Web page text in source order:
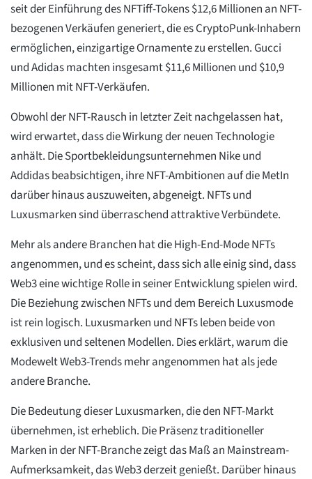
seit der Einführung des NFTiff-Tokens $12,6 Millionen an NFT-
bezogenen Verkäufen generiert, die es CryptoPunk-Inhabern
ermöglichen, einzigartige Ornamente zu erstellen. Gucci
und Adidas machten insgesamt $11,6 Millionen und $10,9
Millionen mit NFT-Verkäufen.
Obwohl der NFT-Rausch in letzter Zeit nachgelassen hat,
wird erwartet, dass die Wirkung der neuen Technologie
anhält. Die Sportbekleidungsunternehmen Nike und
Addidas beabsichtigen, ihre NFT-Ambitionen auf die MetIn
darüber hinaus auszuweiten, abgeneigt. NFTs und
Luxusmarken sind überraschend attraktive Verbündete.
Mehr als andere Branchen hat die High-End-Mode NFTs
angenommen, und es scheint, dass sich alle einig sind, dass
Web3 eine wichtige Rolle in seiner Entwicklung spielen wird.
Die Beziehung zwischen NFTs und dem Bereich Luxusmode
ist rein logisch. Luxusmarken und NFTs leben beide von
exklusiven und seltenen Modellen. Dies erklärt, warum die
Modewelt Web3-Trends mehr angenommen hat als jede
andere Branche.
Die Bedeutung dieser Luxusmarken, die den NFT-Markt
übernehmen, ist erheblich. Die Präsenz traditioneller
Marken in der NFT-Branche zeigt das Maß an Mainstream-
Aufmerksamkeit, das Web3 derzeit genießt. Darüber hinaus